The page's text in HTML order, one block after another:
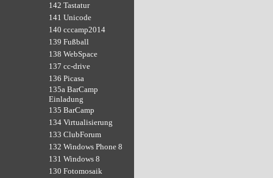
142 Tastatur
141 Unicode
140 cccamp2014
139 Fußball
138 WebSpace
137 cc-drive
136 Picasa
135a BarCamp
Einladung
135 BarCamp
134 Virtualisierung
133 ClubForum
132 Windows Phone 8
131 Windows 8
130 Fotomosaik